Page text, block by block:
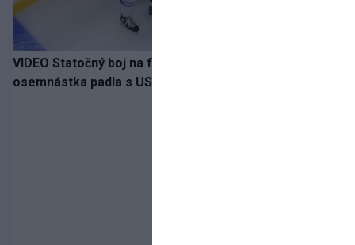
VIDEO Statočný boj na finále nestačil: Slovenská
osemnástka padla s USA a zabojuje o bronz